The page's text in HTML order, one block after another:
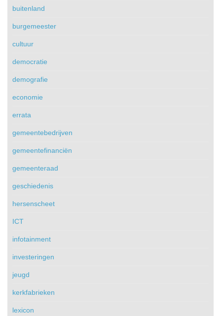
buitenland
burgemeester
cultuur
democratie
demografie
economie
errata
gemeentebedrijven
gemeentefinanciën
gemeenteraad
geschiedenis
hersenscheet
ICT
infotainment
investeringen
jeugd
kerkfabrieken
lexicon